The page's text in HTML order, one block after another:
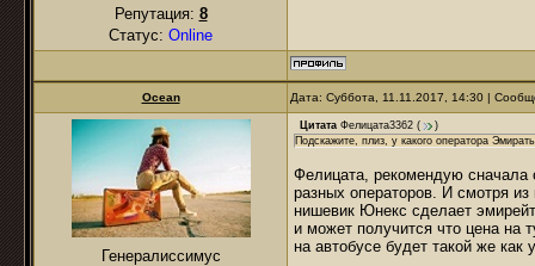
Репутация: 8
Статус: Online
Ocean Дата: Суббота, 11.11.2017, 14:30 |
Генералиссимус
Цитата Фелицата3362 (
)
Подскажите, плиз, у какого оператора
Фелицата, рекомендую сначала
разных операторов. И смотря
нишевик Юнекс сделает
и может получится что цена на
на автобусе будет такой же